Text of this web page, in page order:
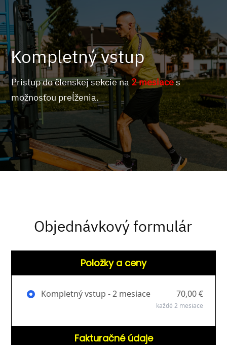
Kompletný vstup
Prístup do členskej sekcie na 2 mesiaces
možnosťou preĺženia.
Objednávkový formulár
Položky a ceny
Kompletný vstup - 2 mesiace 70,00 €
každé 2 mesiace
Fakturačné údaje